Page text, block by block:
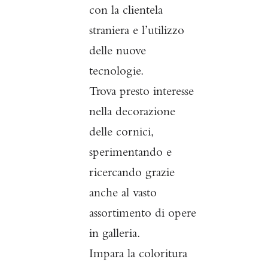
con la clientela
straniera e l’utilizzo
delle nuove
tecnologie.
Trova presto interesse
nella decorazione
delle cornici,
sperimentando e
ricercando grazie
anche al vasto
assortimento di opere
in galleria.
Impara la coloritura